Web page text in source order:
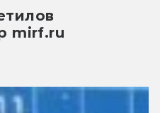
mirf.ru